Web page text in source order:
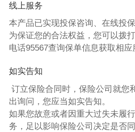
线上服务
本产品已实现投保咨询、在线投
为保证您的合法权益，您可以拨
电话95567查询保单信息获取相应
如实告知
订立保险合同时，保险公司就您
出询问，您应当如实告知。
如果您故意或者因重大过失未履
务，足以影响保险公司决定是否